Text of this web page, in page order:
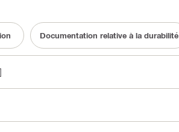
Documentation relative à la durabilité